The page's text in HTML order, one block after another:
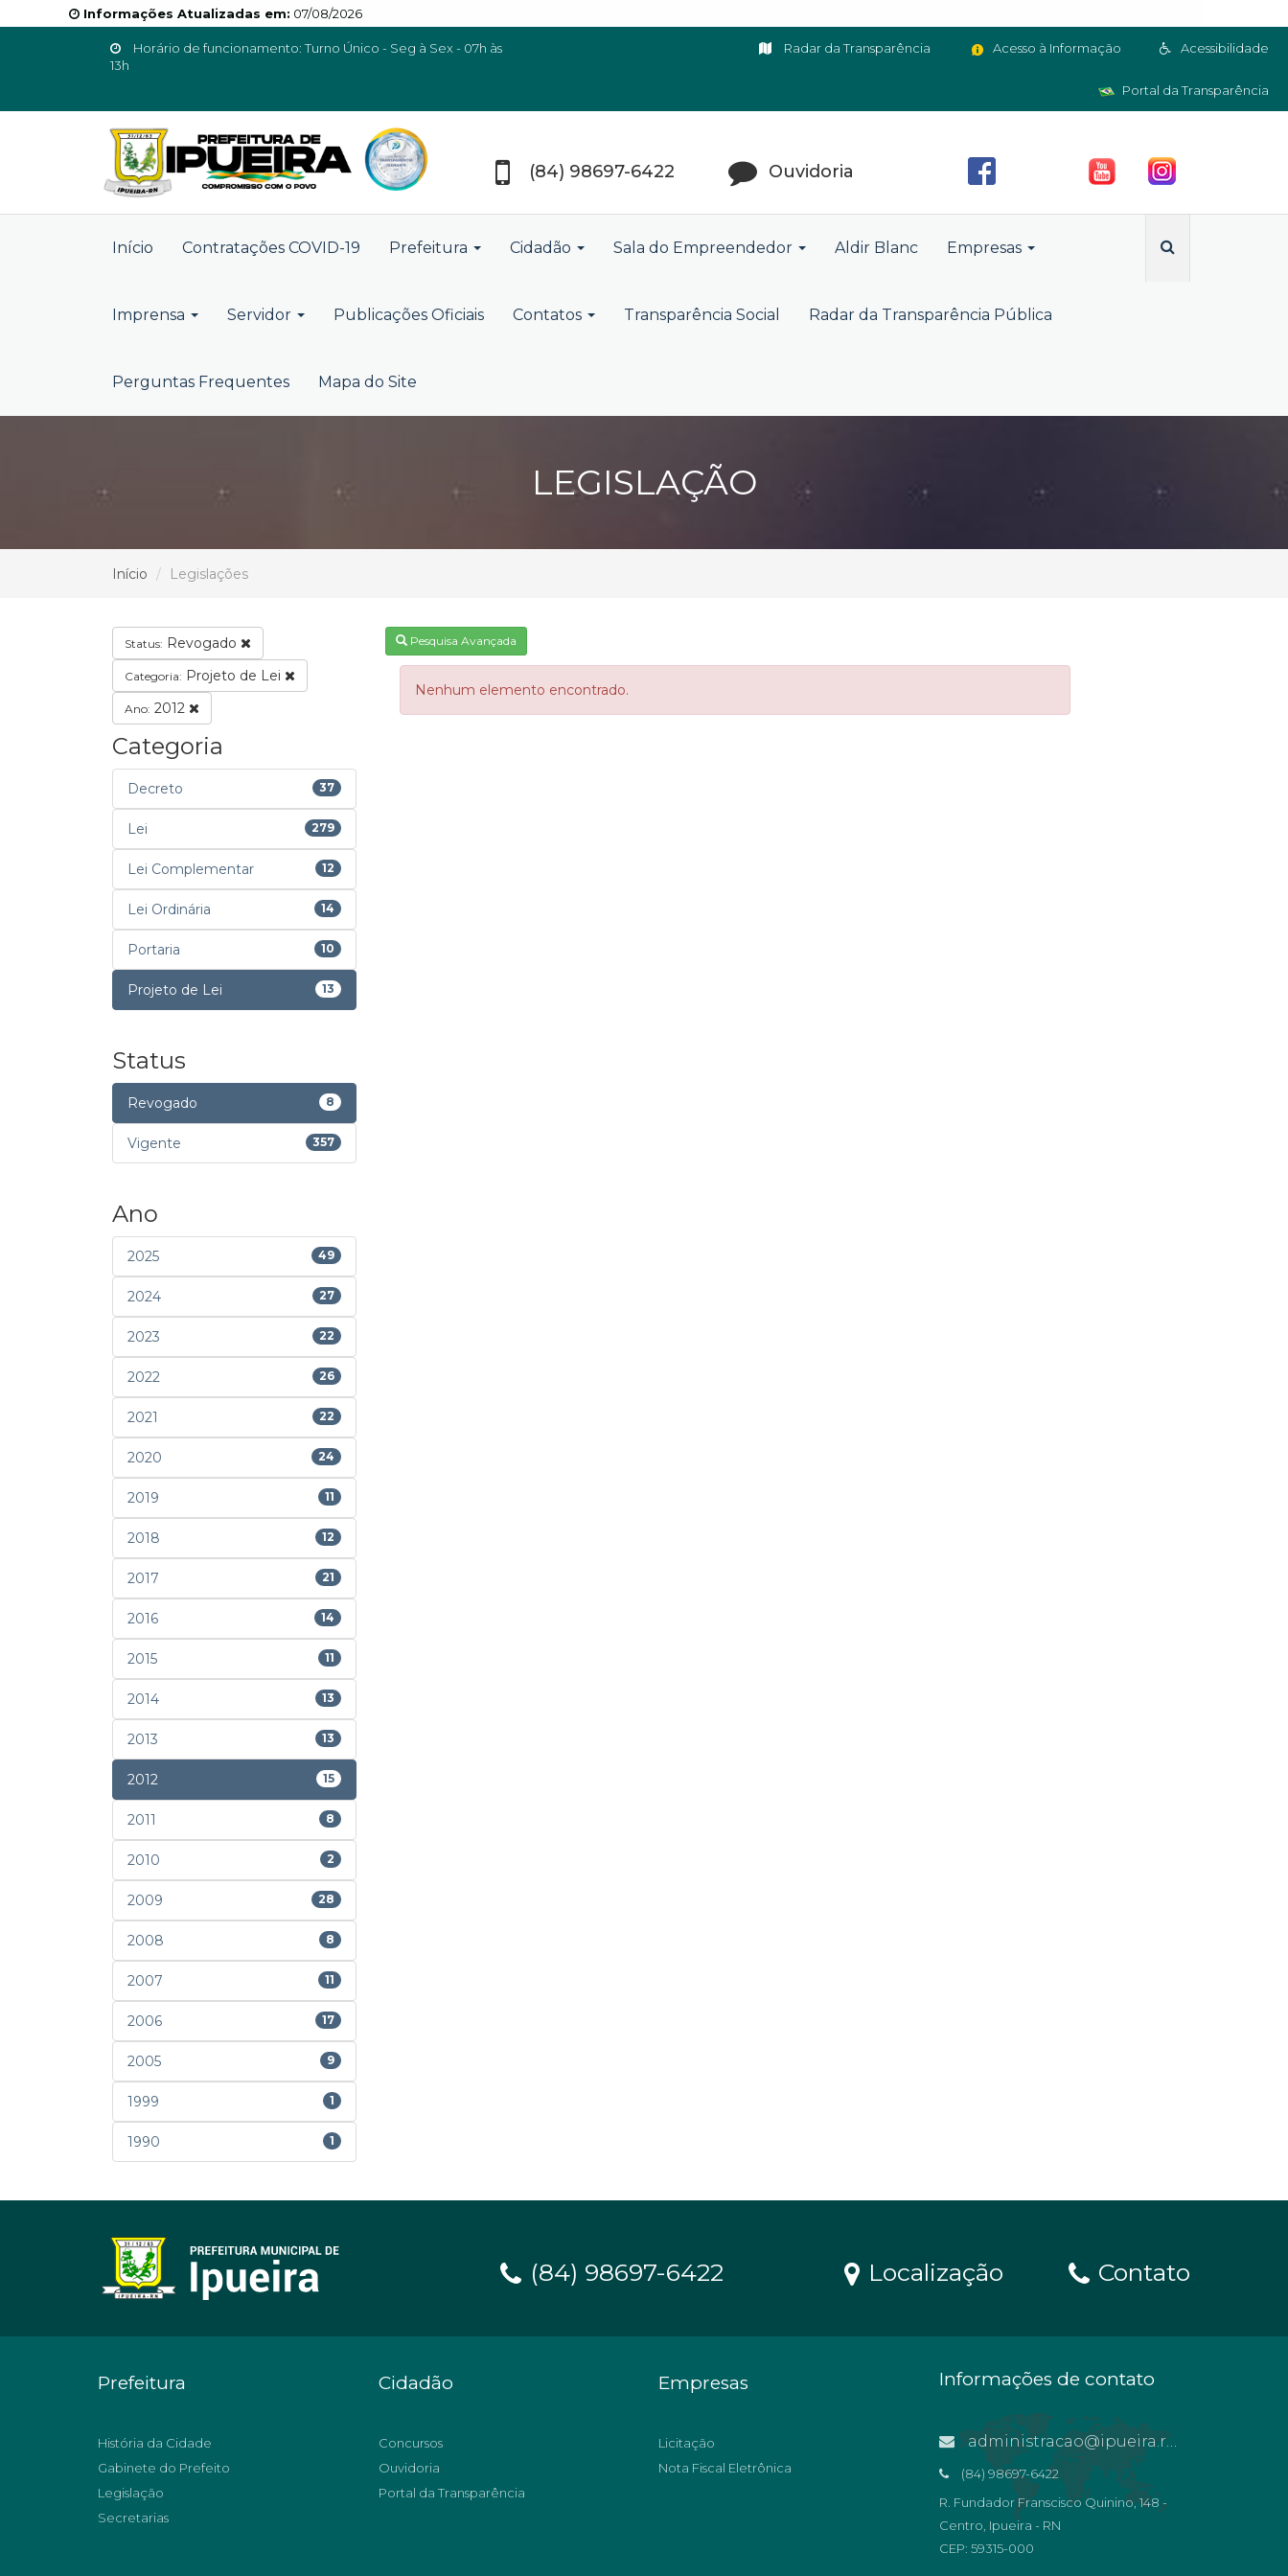
Informações Atualizadas em: 07/08/2026
Horário de funcionamento: Turno Único - Seg à Sex - 07h às
13h
Acessibilidade
Acesso à Informação
Radar da Transparência
Portal da Transparência
(84) 98697-6422 Ouvidoria
Início Contratações COVID-19 Prefeitura Cidadão Sala do Empreendedor Aldir Blanc Empresas
Imprensa Servidor Publicações Oficiais Contatos Transparência Social Radar da Transparência Pública
Perguntas Frequentes Mapa do Site
LEGISLAÇÃO
Início Legislações
Status: Revogado
Categoria: Projeto de Lei
Ano: 2012
Categoria
Decreto 37
Lei 279
Lei Complementar 12
Lei Ordinária 14
Portaria 10
Projeto de Lei 13
Status
Revogado 8
Vigente 357
Ano
2025 49
2024 27
2023 22
2022 26
2021 22
2020 24
2019 11
2018 12
2017 21
2016 14
2015 11
2014 13
2013 13
2012 15
2011 8
2010 2
2009 28
2008 8
2007 11
2006 17
2005 9
1999 1
1990 1
Pesquisa Avançada
Nenhum elemento encontrado.
(84) 98697-6422 Localização Contato
Prefeitura
História da Cidade
Gabinete do Prefeito
Legislação
Secretarias
Cidadão
Concursos
Ouvidoria
Portal da Transparência
Empresas
Licitação
Nota Fiscal Eletrônica
Informações de contato
administracao@ipueira.rn.gov.br
(84) 98697-6422
R. Fundador Franscisco Quinino, 148 -
Centro, Ipueira - RN
CEP: 59315-000